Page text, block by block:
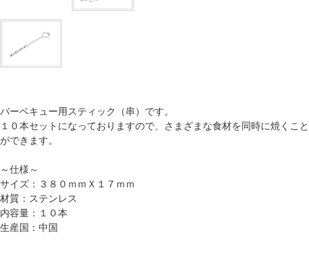
バーベキュー用スティック（串）です。
１０本セットになっておりますので、さまざまな食材を同時に焼くこと
ができます。
～仕様～
サイズ：３８０ｍｍＸ１７ｍｍ
材質：ステンレス
内容量：１０本
生産国：中国